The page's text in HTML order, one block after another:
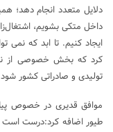
دلایل متعدد انجام دهد؛
داخل متکی بشویم،
ایجاد کنیم. تا ابد که نمی
کرد که بخش خصوصی از
تولیدی و صادراتی کشور
موافق قدیری در خصوص
طیور اضافه کرد:درست است